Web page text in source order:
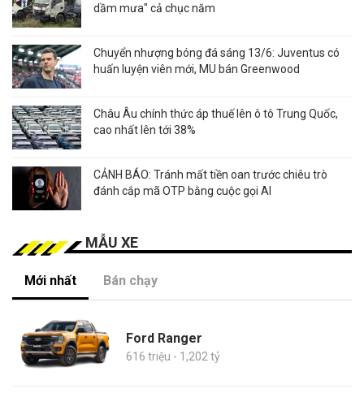
dầm mưa" cả chục năm
Chuyển nhượng bóng đá sáng 13/6: Juventus có
huấn luyện viên mới, MU bán Greenwood
Châu Âu chính thức áp thuế lên ô tô Trung Quốc,
cao nhất lên tới 38%
CẢNH BÁO: Tránh mất tiền oan trước chiêu trò
đánh cắp mã OTP bằng cuộc gọi AI
MẪU XE
Mới nhất Bán chạy
Ford Ranger
616 triệu - 1,202 tỷ